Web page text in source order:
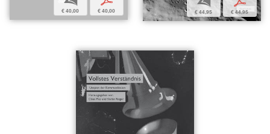
€ 40,00 € 40,00 € 44,95 € 44,95